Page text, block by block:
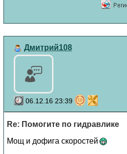
Дмитрий108
06.12.16 23:39
Re: Помогите по гидравлике
Мощ и дофига скоростей